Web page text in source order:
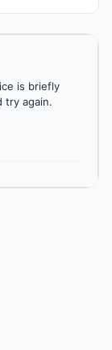
is briefly
try again.